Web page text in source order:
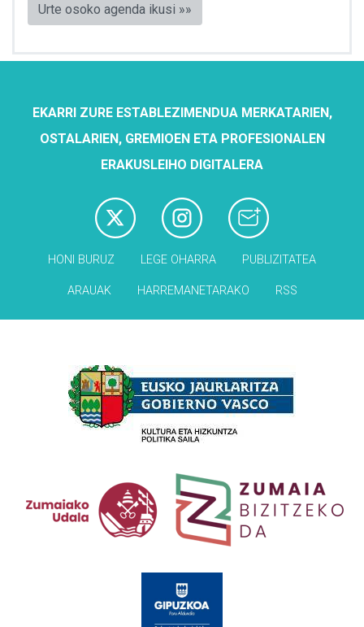
Urte osoko agenda ikusi »»
EKARRI ZURE ESTABLEZIMENDUA MERKATARIEN,
OSTALARIEN, GREMIOEN ETA PROFESIONALEN
ERAKUSLEIHO DIGITALERA
HONI BURUZ LEGE OHARRA PUBLIZITATEA
ARAUAK HARREMANETARAKO RSS